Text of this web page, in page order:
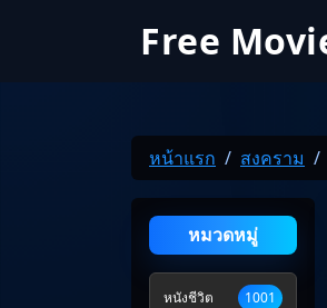
Free
หน้าแรก สงคราม
หมวดหมู่
หนังชีวิต 1001